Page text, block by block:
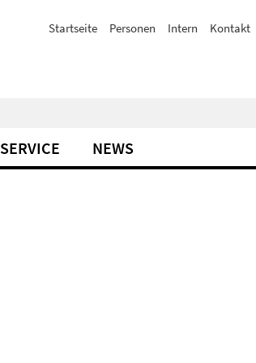
Startseite Personen Intern Kontakt
SERVICE NEWS